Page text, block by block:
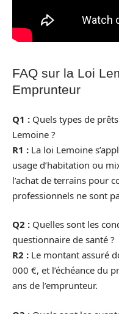
FAQ sur la Loi
Emprunteur
Q1 : Quels types de
Lemoine ?
R1 : La loi Lemoine
usage d’habitation ou
l’achat de terrains pour
professionnels ne sont
Q2 : Quelles sont les
questionnaire de santé ?
R2 : Le montant assuré
000 €, et l’échéance du
ans de l’emprunteur.